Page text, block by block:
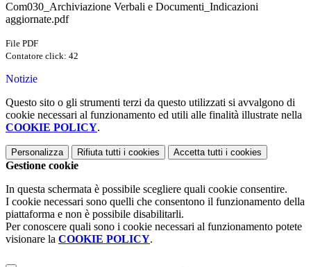
Com030_Archiviazione Verbali e Documenti_Indicazioni
aggiornate.pdf
File PDF
Contatore click: 42
Notizie
Questo sito o gli strumenti terzi da questo utilizzati si avvalgono di
cookie necessari al funzionamento ed utili alle finalità illustrate nella
COOKIE POLICY.
Personalizza Rifiuta tutti i cookies Accetta tutti i cookies
Gestione cookie
In questa schermata è possibile scegliere quali cookie consentire.
I cookie necessari sono quelli che consentono il funzionamento della
piattaforma e non è possibile disabilitarli.
Per conoscere quali sono i cookie necessari al funzionamento potete
visionare la COOKIE POLICY.